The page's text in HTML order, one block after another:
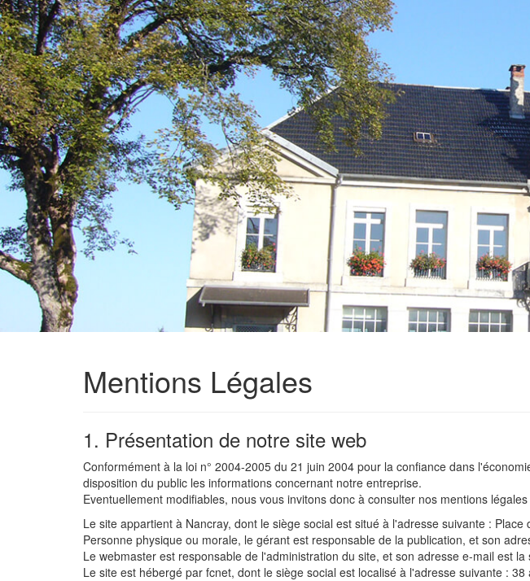
Mentions Légales
1. Présentation de notre site web
Conformément à la loi n° 2004-2005 du 21 juin 2004 pour la confiance dans
disposition du public les informations concernant notre entreprise.
Eventuellement modifiables, nous vous invitons donc à consulter nos mentions
Le site appartient à Nancray, dont le siège social est situé à l'adresse suivante : Place
Personne physique ou morale, le gérant est responsable de la publication, et son
Le webmaster est responsable de l'administration du site, et son adresse e-mail est la
Le site est hébergé par fcnet, dont le siège social est localisé à l'adresse suivante :